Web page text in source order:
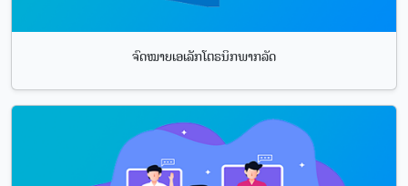
ຈົດໝາຍເອເລັກໂຕຣນິກພາກລັດ